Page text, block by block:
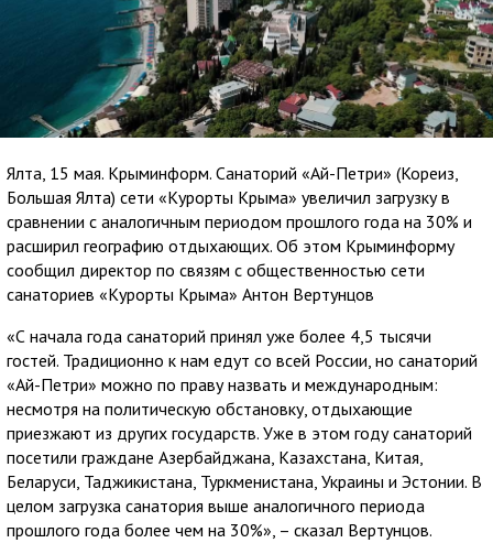
Ялта, 15 мая. Крыминформ. Санаторий «Ай-Петри» (Кореиз,
Большая Ялта) сети «Курорты Крыма» увеличил загрузку в
сравнении с аналогичным периодом прошлого года на 30% и
расширил географию отдыхающих. Об этом Крыминформу
сообщил директор по связям с общественностью сети
санаториев «Курорты Крыма» Антон Вертунцов
«С начала года санаторий принял уже более 4,5 тысячи
гостей. Традиционно к нам едут со всей России, но санаторий
«Ай-Петри» можно по праву назвать и международным:
несмотря на политическую обстановку, отдыхающие
приезжают из других государств. Уже в этом году санаторий
посетили граждане Азербайджана, Казахстана, Китая,
Беларуси, Таджикистана, Туркменистана, Украины и Эстонии. В
целом загрузка санатория выше аналогичного периода
прошлого года более чем на 30%», – сказал Вертунцов.